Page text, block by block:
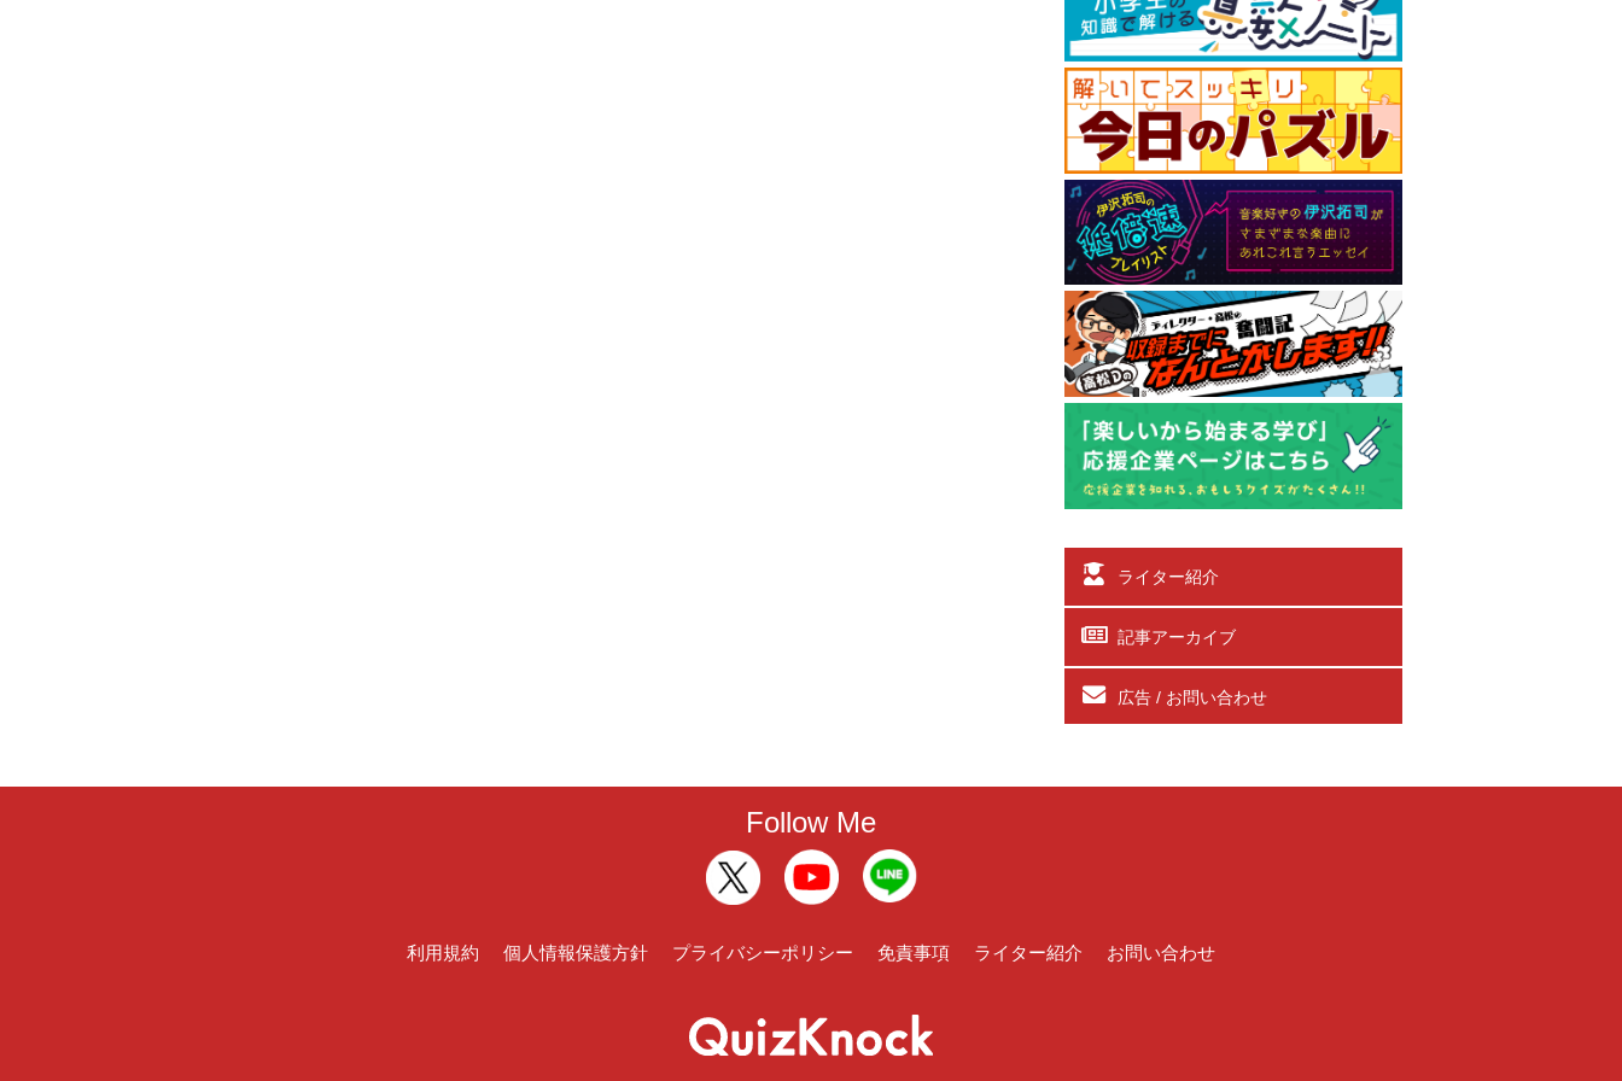
ライター紹介
記事アーカイブ
広告 / お問い合わせ
Follow Me
利用規約 個人情報保護方針 プライバシーポリシー 免責事項 ライター紹介 お問い合わせ